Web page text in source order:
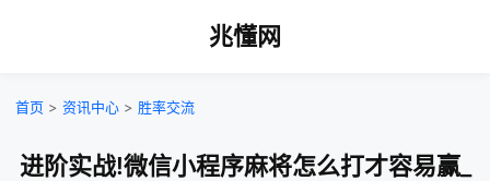
兆懂网
首页 > 资讯中心 > 胜率交流
进阶实战!微信小程序麻将怎么打才容易赢_